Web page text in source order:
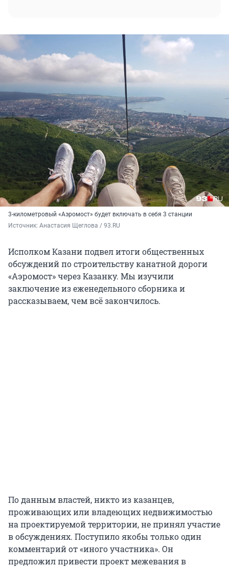
3-километровый «Аэромост» будет включать в себя 3 станции
Источник: Анастасия Щеглова / 93.RU
Исполком Казани подвел итоги общественных
обсуждений по строительству канатной дороги
«Аэромост» через Казанку. Мы изучили
заключение из еженедельного сборника и
рассказываем, чем всё закончилось.
По данным властей, никто из казанцев,
проживающих или владеющих недвижимостью
на проектируемой территории, не принял участие
в обсуждениях. Поступило якобы только один
комментарий от «иного участника». Он
предложил привести проект межевания в